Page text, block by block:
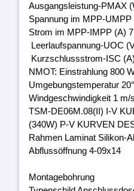
Ausgangsleistung-PMAX
Spannung im MPP-UMPP
Strom im MPP-IMPP (A)
Leerlaufspannung-UOC
Kurzschlussstrom-ISC
NMOT: Einstrahlung 800
Umgebungstemperatur
Windgeschwindigkeit 1 m/s
TSM-DE06M.08(II) I-V
(340W) P-V KURVEN
Rahmen Laminat Silikon-
Abflussöffnung 4-09x14
Montagebohrung